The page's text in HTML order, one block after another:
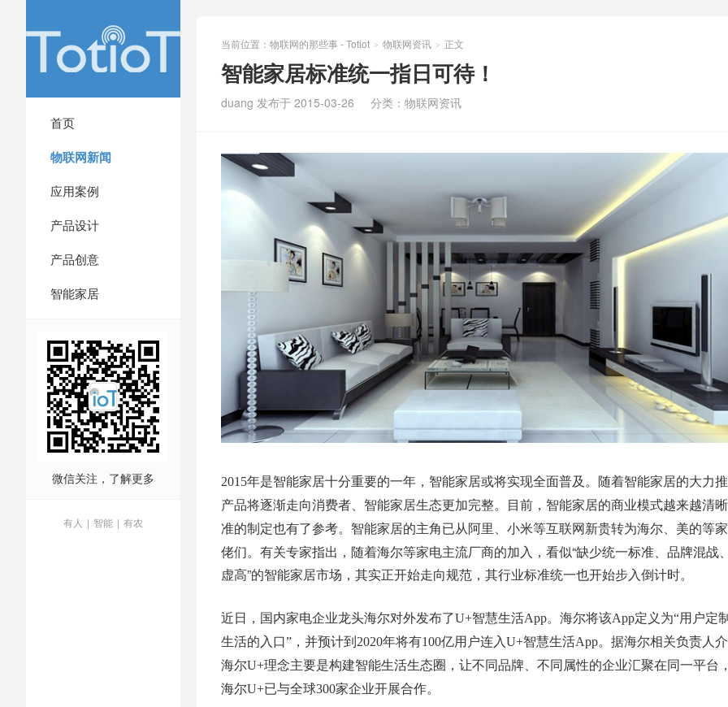
首页
物联网新闻
应用案例
产品设计
产品创意
智能家居
微信关注，了解更多
有人 | 智能 | 有农
当前位置： 物联网的那些事 - Totiot > 物联网资讯 > 正文
智能家居标准统一指日可待！
duang 发布于 2015-03-26 分类： 物联网资讯
2015年是智能家居十分重要的一年，智能家居或将实现全面普及。随着智能家居的大力
产品将逐渐走向消费者、智能家居生态更加完整。目前，智能家居的商业模式越来越清
准的制定也有了参考。 智能家居的主角已从阿里、小米等互联网新贵转为海尔、美的等
佬们。有关专家指出，随着海尔等家电主流厂商的加入，看似“缺少统一标准、品牌混战
虚高”的智能家居市场，其实正开始走向规范，其行业标准统一也开始步入倒计时。
近日，国内家电企业龙头海尔对外发布了U+智慧生活App。海尔将该App定义为“用户定
生活的入口”，并预计到2020年将有100亿用户连入U+智慧生活App。据海尔相关负责人
海尔U+理念主要是构建智能生活生态圈，让不同品牌、不同属性的企业汇聚在同一平台
海尔U+已与全球300家企业开展合作。